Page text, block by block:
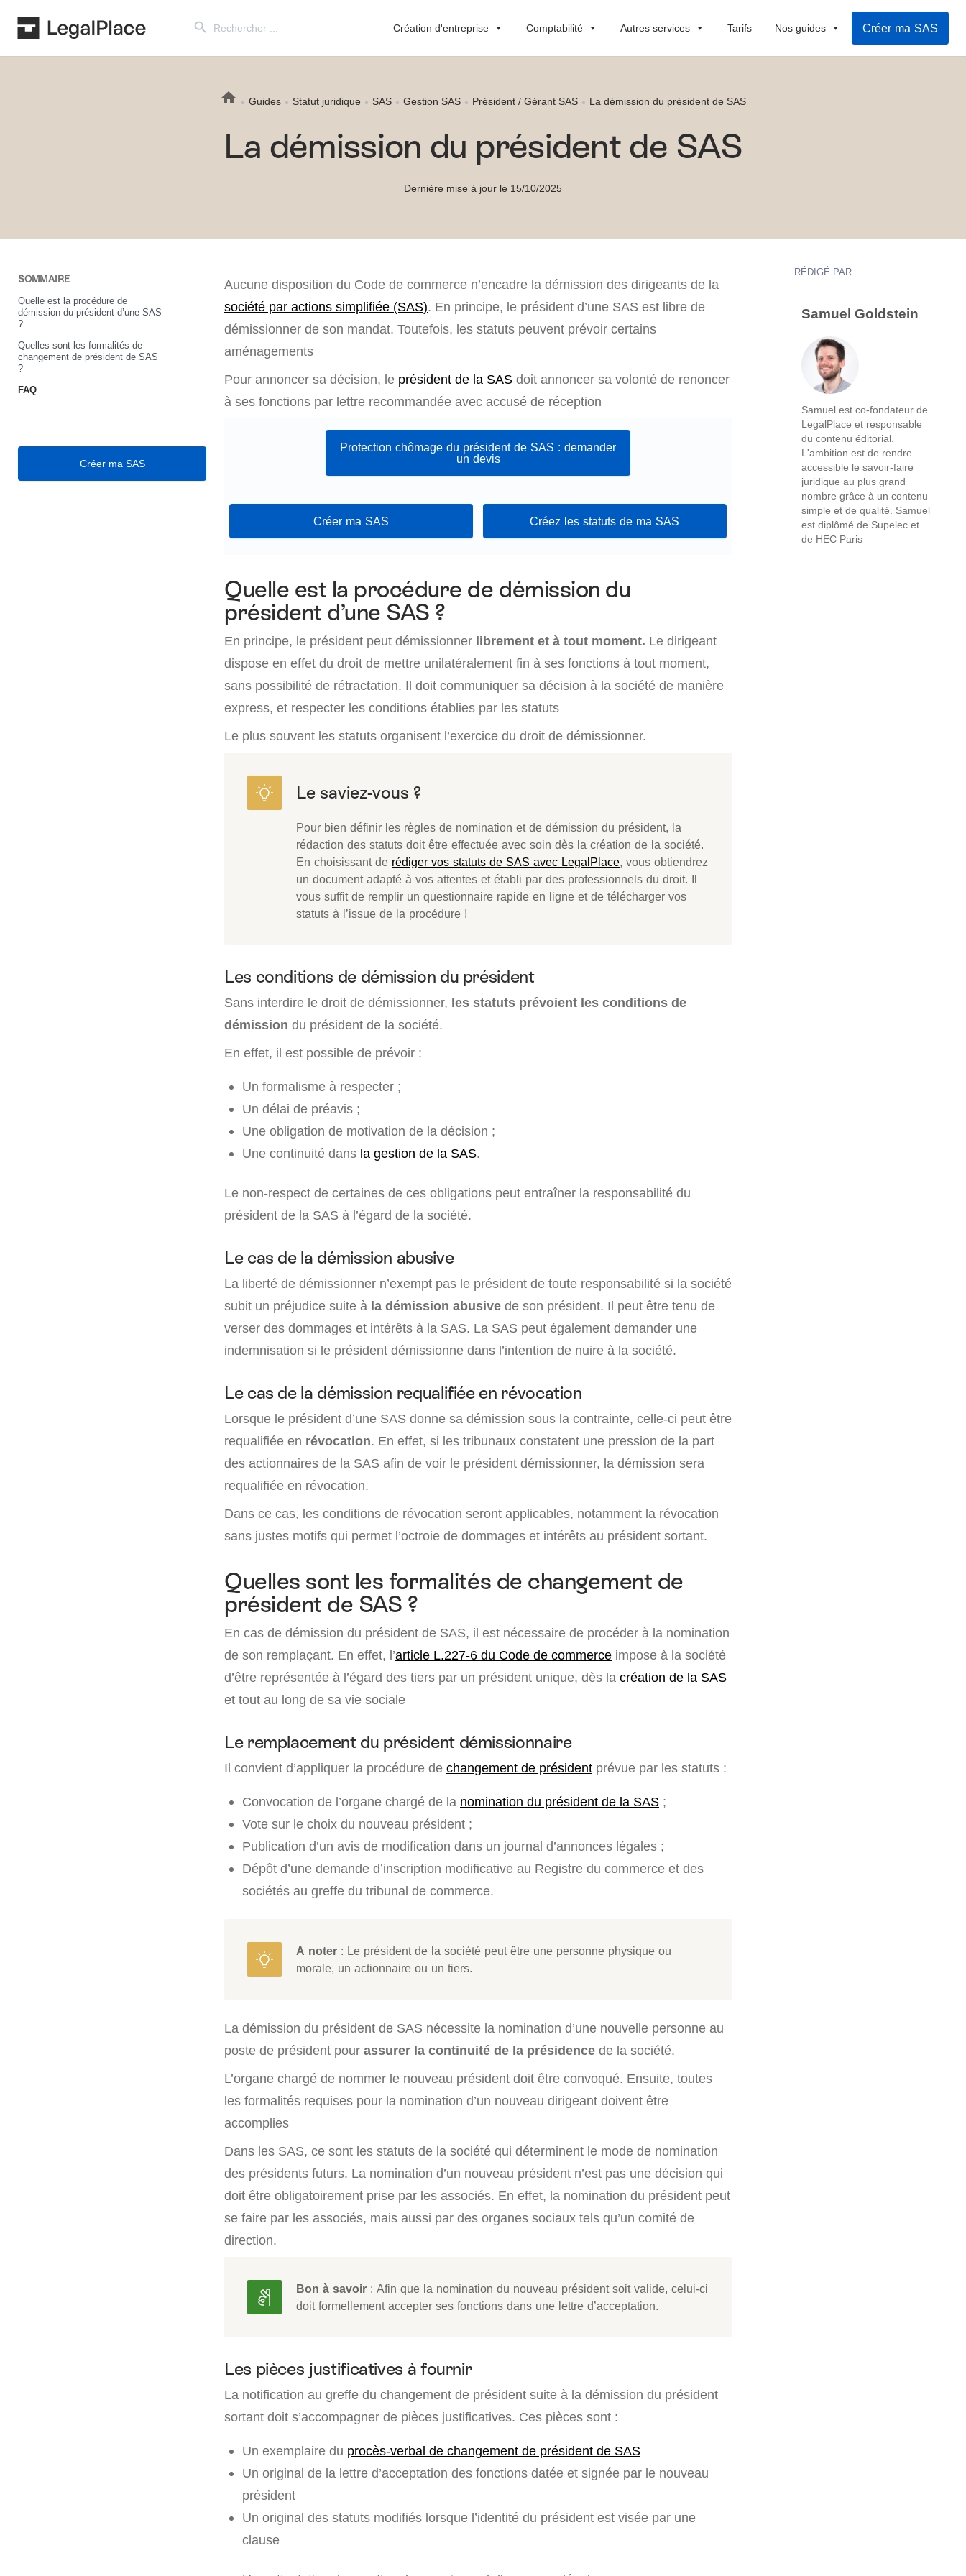
for:
Création d'entreprise Comptabilité Autres services Tarifs Nos guides Créer ma SAS
Guides Statut juridique SAS Gestion SAS Président / Gérant SAS La démission du président de SAS
La démission du président de SAS
Dernière mise à jour le 15/10/2025
SOMMAIRE
Quelle est la procédure de
démission du président d’une SAS
?
Quelles sont les formalités de
changement de président de SAS
?
FAQ
Créer ma SAS
Aucune disposition du Code de commerce n’encadre la démission des dirigeants de la
société par actions simplifiée (SAS). En principe, le président d’une SAS est libre de
démissionner de son mandat. Toutefois, les statuts peuvent prévoir certains
aménagements
Pour annoncer sa décision, le président de la SAS doit annoncer sa volonté de renoncer
à ses fonctions par lettre recommandée avec accusé de réception
Protection chômage du président de SAS : demander
un devis
Créer ma SAS Créez les statuts de ma SAS
Quelle est la procédure de démission du
président d’une SAS ?
En principe, le président peut démissionner librement et à tout moment. Le dirigeant
dispose en effet du droit de mettre unilatéralement fin à ses fonctions à tout moment,
sans possibilité de rétractation. Il doit communiquer sa décision à la société de manière
express, et respecter les conditions établies par les statuts
Le plus souvent les statuts organisent l’exercice du droit de démissionner.
Pour bien définir les règles de nomination et de démission du président, la
rédaction des statuts doit être effectuée avec soin dès la création de la société.
En choisissant de rédiger vos statuts de SAS avec LegalPlace, vous obtiendrez
un document adapté à vos attentes et établi par des professionnels du droit. Il
vous suffit de remplir un questionnaire rapide en ligne et de télécharger vos
statuts à l’issue de la procédure !
Les conditions de démission du président
Sans interdire le droit de démissionner, les statuts prévoient les conditions de
démission du président de la société.
En effet, il est possible de prévoir :
Un formalisme à respecter ;
Un délai de préavis ;
Une obligation de motivation de la décision ;
Une continuité dans la gestion de la SAS.
Le non-respect de certaines de ces obligations peut entraîner la responsabilité du
président de la SAS à l’égard de la société.
Le cas de la démission abusive
La liberté de démissionner n’exempt pas le président de toute responsabilité si la société
subit un préjudice suite à la démission abusive de son président. Il peut être tenu de
verser des dommages et intérêts à la SAS. La SAS peut également demander une
indemnisation si le président démissionne dans l’intention de nuire à la société.
Le cas de la démission requalifiée en révocation
Lorsque le président d’une SAS donne sa démission sous la contrainte, celle-ci peut être
requalifiée en révocation. En effet, si les tribunaux constatent une pression de la part
des actionnaires de la SAS afin de voir le président démissionner, la démission sera
requalifiée en révocation.
Dans ce cas, les conditions de révocation seront applicables, notamment la révocation
sans justes motifs qui permet l’octroie de dommages et intérêts au président sortant.
Quelles sont les formalités de changement de
président de SAS ?
En cas de démission du président de SAS, il est nécessaire de procéder à la nomination
de son remplaçant. En effet, l’article L.227-6 du Code de commerce impose à la société
d’être représentée à l’égard des tiers par un président unique, dès la création de la SAS
et tout au long de sa vie sociale
Le remplacement du président démissionnaire
Il convient d’appliquer la procédure de changement de président prévue par les statuts :
Convocation de l’organe chargé de la nomination du président de la SAS ;
Vote sur le choix du nouveau président ;
Publication d’un avis de modification dans un journal d’annonces légales ;
Dépôt d’une demande d’inscription modificative au Registre du commerce et des
sociétés au greffe du tribunal de commerce.
A noter : Le président de la société peut être une personne physique ou
morale, un actionnaire ou un tiers.
La démission du président de SAS nécessite la nomination d’une nouvelle personne au
poste de président pour assurer la continuité de la présidence de la société.
L’organe chargé de nommer le nouveau président doit être convoqué. Ensuite, toutes
les formalités requises pour la nomination d’un nouveau dirigeant doivent être
accomplies
Dans les SAS, ce sont les statuts de la société qui déterminent le mode de nomination
des présidents futurs. La nomination d’un nouveau président n’est pas une décision qui
doit être obligatoirement prise par les associés. En effet, la nomination du président peut
se faire par les associés, mais aussi par des organes sociaux tels qu’un comité de
direction.
Bon à savoir : Afin que la nomination du nouveau président soit valide, celui-ci
doit formellement accepter ses fonctions dans une lettre d’acceptation.
Les pièces justificatives à fournir
La notification au greffe du changement de président suite à la démission du président
sortant doit s’accompagner de pièces justificatives. Ces pièces sont :
Un exemplaire du procès-verbal de changement de président de SAS
Un original de la lettre d’acceptation des fonctions datée et signée par le nouveau
président
Un original des statuts modifiés lorsque l’identité du président est visée par une
clause
RÉDIGÉ PAR
Samuel Goldstein
Samuel est co-fondateur de
LegalPlace et responsable
du contenu éditorial.
L'ambition est de rendre
accessible le savoir-faire
juridique au plus grand
nombre grâce à un contenu
simple et de qualité. Samuel
est diplômé de Supelec et
de HEC Paris